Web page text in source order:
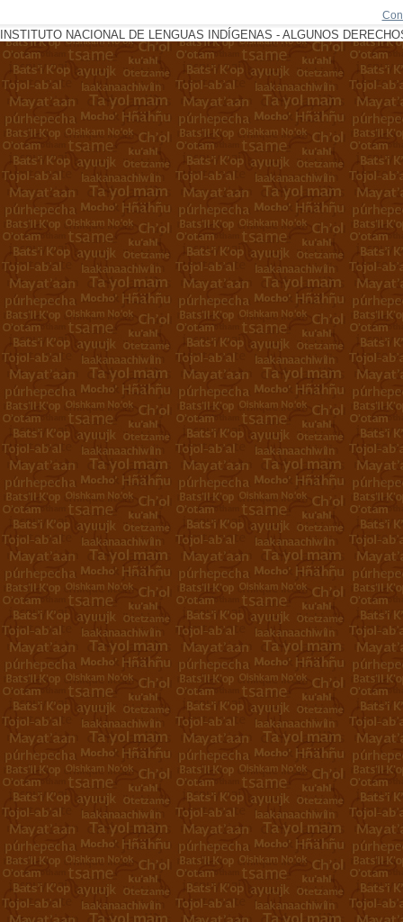
INSTITUTO NACIONAL DE LENGUAS INDÍGENAS - ALGUNOS